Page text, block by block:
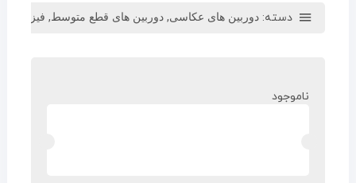
دسته: دوربین های عکاسی, دوربین های قطع متوسط, فیزوان
ناموجود